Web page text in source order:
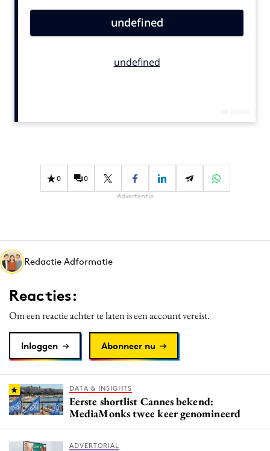
Artificial Intelligence
Influencer marketing
Interne communicatie
Media
Merkstrategie
PR
Programmatic
Reputatie & crisis
0 0
Advertentie
Redactie Adformatie
Reacties:
Om een reactie achter te laten is een account vereist.
Inloggen Abonneer nu
DATA & INSIGHTS
Eerste shortlist Cannes bekend:
MediaMonks twee keer genomineerd
ADVERTORIAL